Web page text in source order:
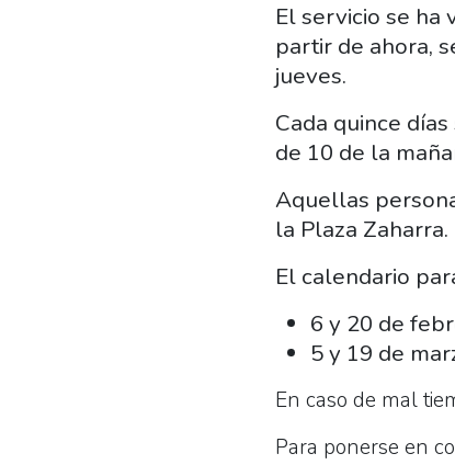
El servicio se ha
partir de ahora,
jueves.
Cada quince
de 10 de la
Aquellas
la Plaza Zaharra.
El calendario
6 y 20 de
5 y 19 de
En caso de mal
Para ponerse en